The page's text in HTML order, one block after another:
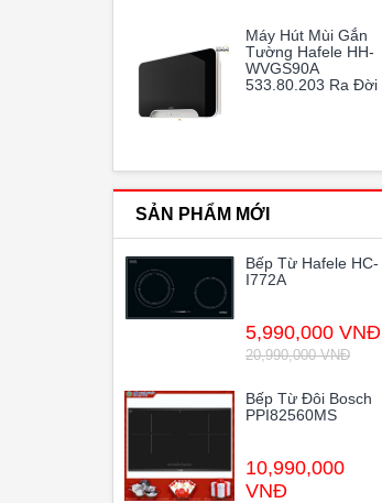
Luôn Thoáng Mát
Và Trong Lành
Máy Hút Mùi Gắn
Tường Hafele HH-
WVGS90A
533.80.203 Ra Đời
SẢN PHẨM MỚI
Bếp Từ Hafele HC-
I772A
5,990,000 VNĐ
20,990,000 VNĐ
Bếp Từ Đôi Bosch
PPI82560MS
10,990,000
VNĐ